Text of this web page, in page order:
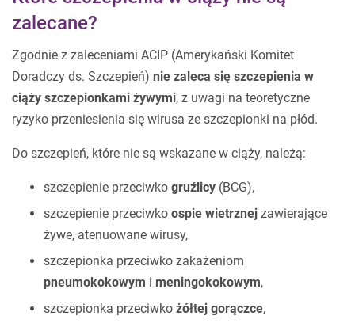
zalecane?
Zgodnie z zaleceniami ACIP (Amerykański Komitet
Doradczy ds. Szczepień) nie zaleca się szczepienia w
ciąży szczepionkami żywymi, z uwagi na teoretyczne
ryzyko przeniesienia się wirusa ze szczepionki na płód.
Do szczepień, które nie są wskazane w ciąży, należą:
szczepienie przeciwko gruźlicy (BCG),
szczepienie przeciwko ospie wietrznej zawierające
żywe, atenuowane wirusy,
szczepionka przeciwko zakażeniom
pneumokokowym i meningokokowym,
szczepionka przeciwko żółtej gorączce,